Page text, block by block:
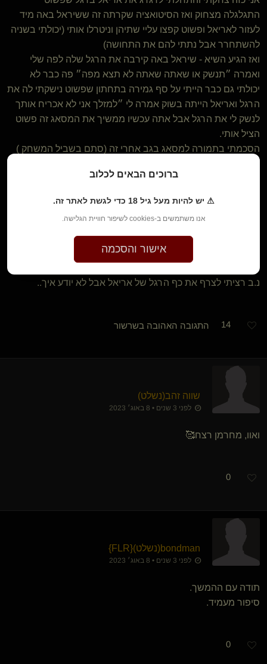
התגלגלה מצחוק ואז הסיטואציה שקרתה זה ששיראל באה מיד
לעזור לאריאל ופשוט קפצו עליי שתיהן וניטרלו אותי (יכולתי בשניה
להשתחרר אבל נתתי להם את התחושה)
ואז הגיע השיא - שיראל באה קירבה את הרגל שלה לפה שלי
ואמרה ״תנשק או שאתה שאתה לא תצא מפה״ פה כבר לא
יכולתי גם כבר הייתי על סף גמירה בתחתון שפשוט נישקתי לה את
הרגל ואריאל הייתה בשוק אמרה לי ״למזלך אני לא אכריח אותך
לנשק לי את הרגל אבל אתה עכשיו ממשיך את המסאג זה פשוט
הציל אותי.
הסכמתי בתמורה למסאג בגב אחרי זה (סתם בשביל המשחק )
אחרי זה כבר שיראל הייתה חצי רדומה ואריאל הייתה בטלפון ואני
אז זהו כל זה סיפור אמיתי לגמרי! אולי לא דייקתי בפרט כזה או
אחר אבל זה היה ממש ככה.
נ.ב רציתי לצרף את כף הרגל של אריאל אבל לא יודע איך..
14 התגובה האהובה בשרשור
שווה זהב​(נשלט)
לפני 3 שנים • 8 באוג׳ 2023
ואוו, מחרמן רצח🥰
0
bondman​(נשלט) ​{
FLR
}
לפני 3 שנים • 8 באוג׳ 2023
תודה עם ההמשך.
סיפור מעמיד.
0
ברוכים הבאים לכלוב
⚠ יש להיות מעל גיל 18 כדי לגשת לאתר זה.
אנו משתמשים ב-cookies לשיפור חוויית הגלישה.
אישור והסכמה